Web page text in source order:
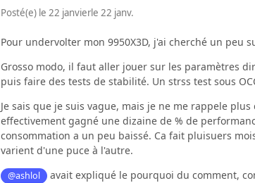
Posté(e) le 22 janvierle 22 janv.
Pour undervolter mon 9950X3D, j'ai cherché un peu
Grosso modo, il faut aller jouer sur les paramètres
puis faire des tests de stabilité. Un strss test sous
Je sais que je suis vague, mais je ne me rappele
effectivement gagné une dizaine de % de
consommation a un peu baissé. Ca fait pluisuers
varient d'une puce à l'autre.
@ashlol avait expliqué le pourquoi du comment,